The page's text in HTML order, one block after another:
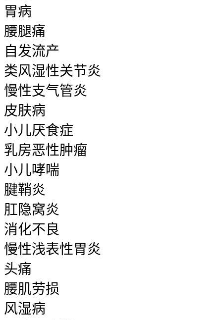
胃病
腰腿痛
自发流产
类风湿性关节炎
慢性支气管炎
皮肤病
小儿厌食症
乳房恶性肿瘤
小儿哮喘
腱鞘炎
肛隐窝炎
消化不良
慢性浅表性胃炎
头痛
腰肌劳损
风湿病